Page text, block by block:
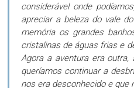
considerável onde
apreciar a beleza do vale
memória os grandes
cristalinas de águas frias e
Agora a aventura era outra,
queríamos continuar a
nos era desconhecido e que